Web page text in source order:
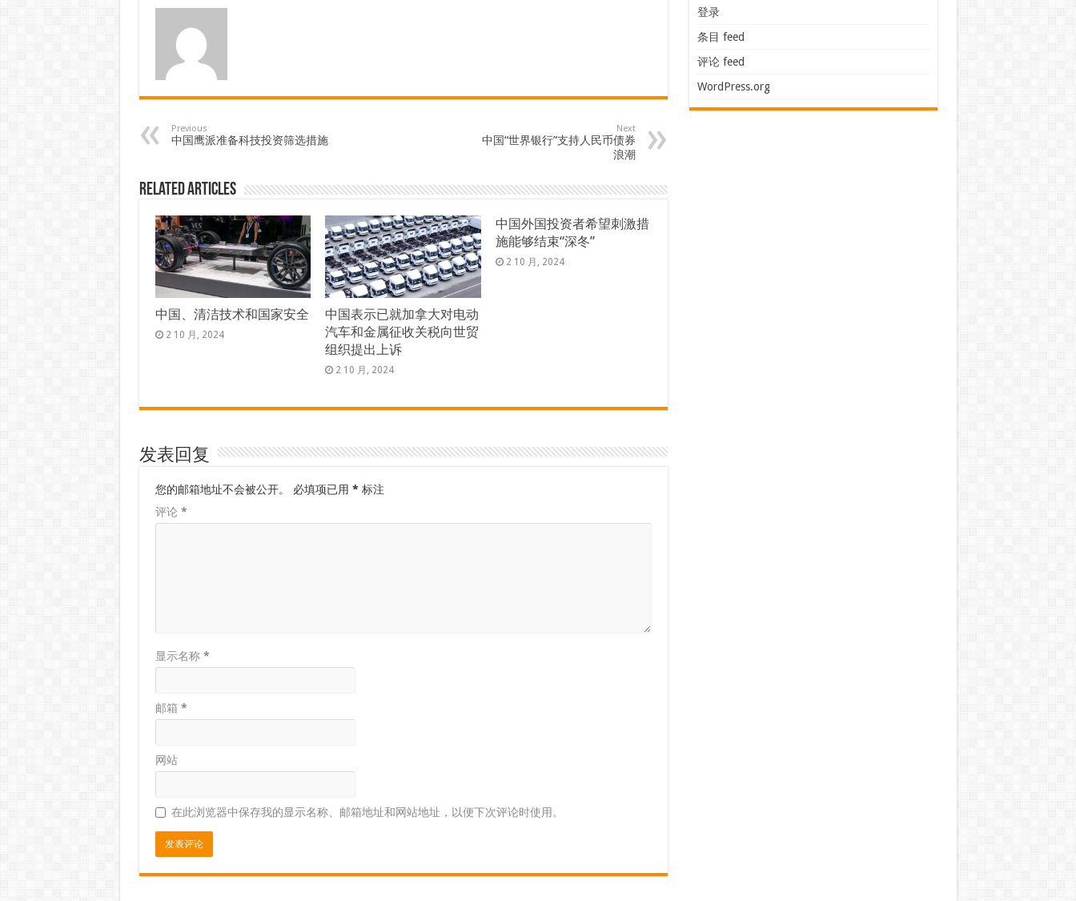
Previous
中国鹰派准备科技投资筛选措施
Next
中国“世界银行”支持人民币债券
浪潮
Related Articles
中国、清洁技术和国家安全
2 10 月, 2024
中国表示已就加拿大对电动
汽车和金属征收关税向世贸
组织提出上诉
2 10 月, 2024
中国外国投资者希望刺激措
施能够结束“深冬”
2 10 月, 2024
发表回复
您的邮箱地址不会被公开。 必填项已用 * 标注
评论 *
显示名称 *
邮箱 *
网站
在此浏览器中保存我的显示名称、邮箱地址和网站地址，以便下次评论时使用。
登录
条目 feed
评论 feed
WordPress.org